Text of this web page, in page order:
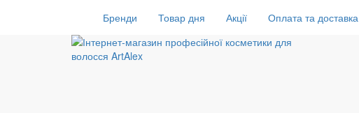
Бренди Товар дня Акції Оплата та доставка